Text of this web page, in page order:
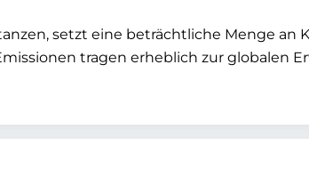
setzt eine beträchtliche Menge an
tragen erheblich zur globalen